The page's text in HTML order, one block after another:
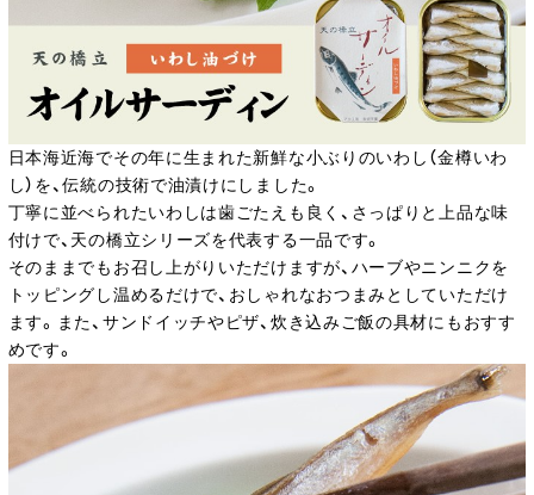
日本海近海でその年に生まれた新鮮な小ぶりのいわし（金樽いわ
し）を、伝統の技術で油漬けにしました。
丁寧に並べられたいわしは歯ごたえも良く、さっぱりと上品な味
付けで、天の橋立シリーズを代表する一品です。
そのままでもお召し上がりいただけますが、ハーブやニンニクを
トッピングし温めるだけで、おしゃれなおつまみとしていただけ
ます。また、サンドイッチやピザ、炊き込みご飯の具材にもおすす
めです。